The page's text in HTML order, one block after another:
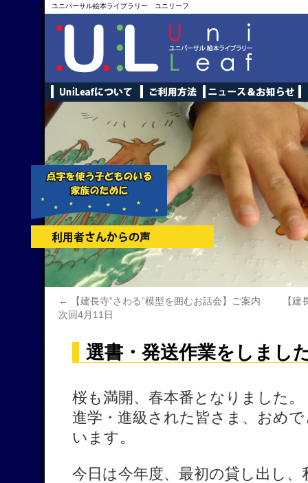
ユニバーサル絵本ライブラリー ユニリーフ
←
【建長寺”さわる”模型を囲むお話会】ご案内
次回4月11日
【
選書・発送作業をしま
桜も満開、春本番となりました。
進学・進級された皆さま、おめ
います。
今日は今年度、最初の貸し出し、